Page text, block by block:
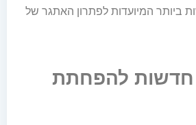
ביותר המיועדות לפתרון האתגר של
חדשות להפחתת